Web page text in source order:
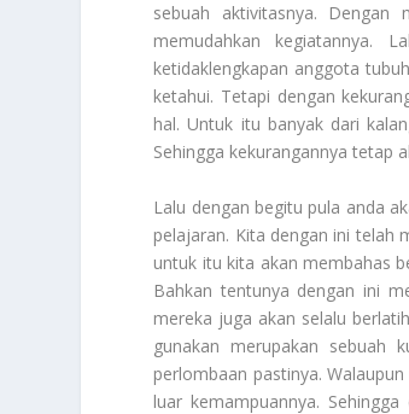
sebuah aktivitasnya.
memudahkan kegiatannya.
ketidaklengkapan anggota
ketahui. Tetapi dengan
hal. Untuk itu banyak dari
Sehingga kekurangannya tetap
Lalu dengan begitu pula anda
pelajaran. Kita dengan ini telah
untuk itu kita akan membahas
Bahkan tentunya dengan ini
mereka juga akan selalu
gunakan merupakan sebuah
perlombaan pastinya.
luar kemampuannya.